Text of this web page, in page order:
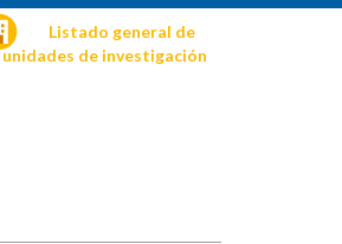
Listado general de
unidades de investigación